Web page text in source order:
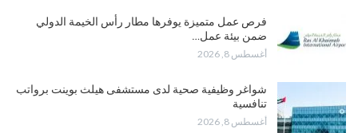
فرص عمل متميزة يوفرها مطار رأس الخيمة الدولي
ضمن بيئة عمل…
أغسطس 8, 2026
شواغر وظيفية صحية لدى مستشفى هيلث بوينت برواتب
تنافسية
أغسطس 8, 2026